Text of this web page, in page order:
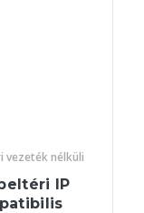
vezeték nélküli
IP